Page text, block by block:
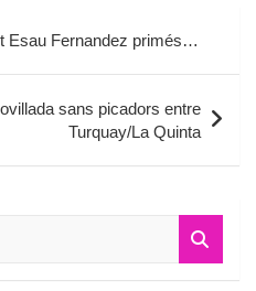
Esau Fernandez primés…
sans picadors entre
Turquay/La Quinta